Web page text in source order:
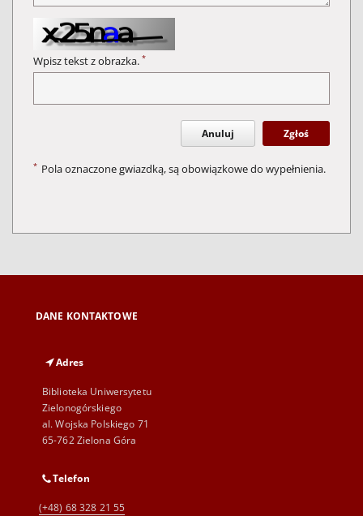
Wpisz tekst z obrazka. *
Anuluj Zgłoś
* Pola oznaczone gwiazdką, są obowiązkowe do wypełnienia.
DANE KONTAKTOWE
Adres
Biblioteka Uniwersytetu
Zielonogórskiego
al. Wojska Polskiego 71
65-762 Zielona Góra
Telefon
(+48) 68 328 21 55